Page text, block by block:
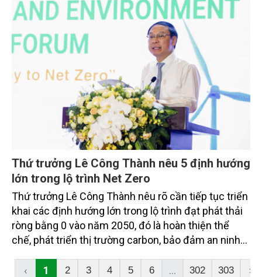
Thứ trưởng Lê Công Thành nêu 5 định hướng
lớn trong lộ trình Net Zero
Thứ trưởng Lê Công Thành nêu rõ cần tiếp tục triển
khai các định hướng lớn trong lộ trình đạt phát thải
ròng bằng 0 vào năm 2050, đó là hoàn thiện thể
chế, phát triển thị trường carbon, bảo đảm an ninh
bền vững, thúc đẩy chuyển đổi xanh trong các
‹ 1 2 3 4 5 6 ... 302 303 ›